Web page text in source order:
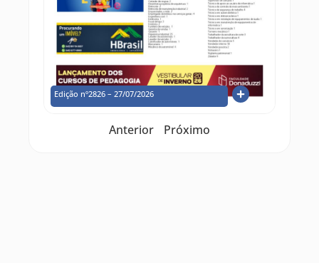
Edição nº2826 – 27/07/2026
Anterior Próximo